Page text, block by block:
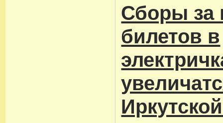
Сборы за
билетов в